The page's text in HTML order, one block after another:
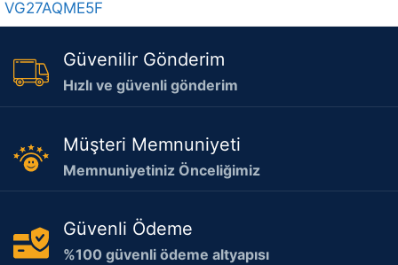
VG27AQME5F
Güvenilir Gönderim
Hızlı ve güvenli gönderim
Müşteri Memnuniyeti
Memnuniyetiniz Önceliğimiz
Güvenli Ödeme
%100 güvenli ödeme altyapısı